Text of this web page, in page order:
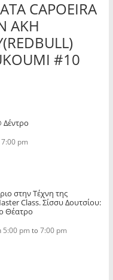
CAPOEIRA
ΑΚΗ
#10
Δέντρο
7:00 pm
στην Τέχνη της
Class. Σίσσυ Δουτσίου:
Θέατρο
5:00 pm to 7:00 pm